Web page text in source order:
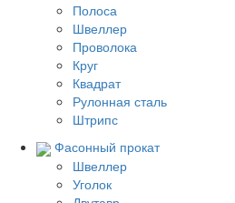
Полоса
Швеллер
Проволока
Круг
Квадрат
Рулонная сталь
Штрипс
Фасонный прокат
Швеллер
Уголок